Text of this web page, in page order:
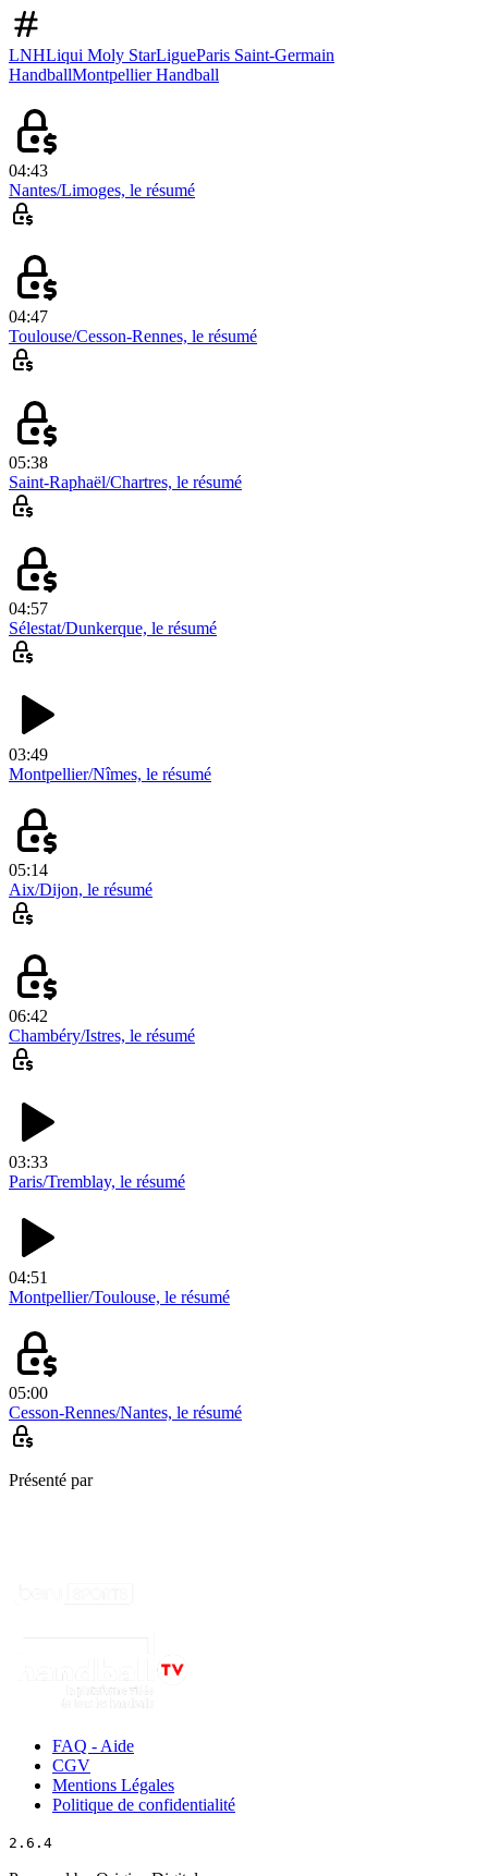
LNHLiqui Moly StarLigueParis Saint-Germain
HandballMontpellier Handball
04:43
Nantes/Limoges, le résumé
04:47
Toulouse/Cesson-Rennes, le résumé
05:38
Saint-Raphaël/Chartres, le résumé
04:57
Sélestat/Dunkerque, le résumé
03:49
Montpellier/Nîmes, le résumé
05:14
Aix/Dijon, le résumé
06:42
Chambéry/Istres, le résumé
03:33
Paris/Tremblay, le résumé
04:51
Montpellier/Toulouse, le résumé
05:00
Cesson-Rennes/Nantes, le résumé
Présenté par
FAQ - Aide
CGV
Mentions Légales
Politique de confidentialité
2.6.4